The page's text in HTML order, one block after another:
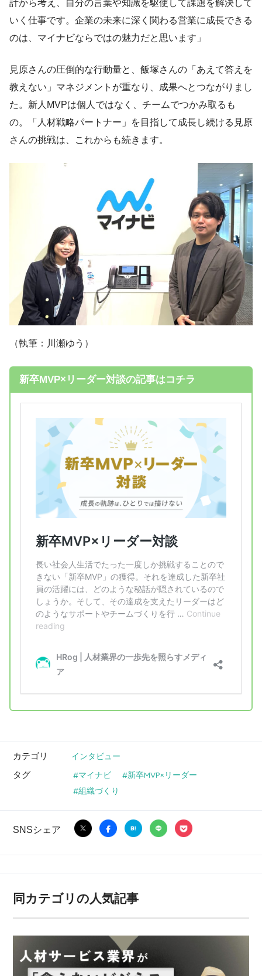
計から考え、自分の言葉や知識を駆使して課題を解決して
いく仕事です。企業の未来に深く関わる営業に成長できる
のは、マイナビならではの魅力だと思います」
見原さんの圧倒的な行動量と、飯塚さんの「あえて答えを
教えない」マネジメントが重なり、成果へとつながりまし
た。新人MVPは個人ではなく、チームでつかみ取るも
の。「人材戦略パートナー」を目指して成長し続ける見原
さんの挑戦は、これからも続きます。
（執筆：川瀬ゆう）
新卒MVP×リーダー対談の記事はコチラ
カテゴリ インタビュー
タグ マイナビ
新卒MVP×リーダー
組織づくり
SNSシェア
同カテゴリの人気記事